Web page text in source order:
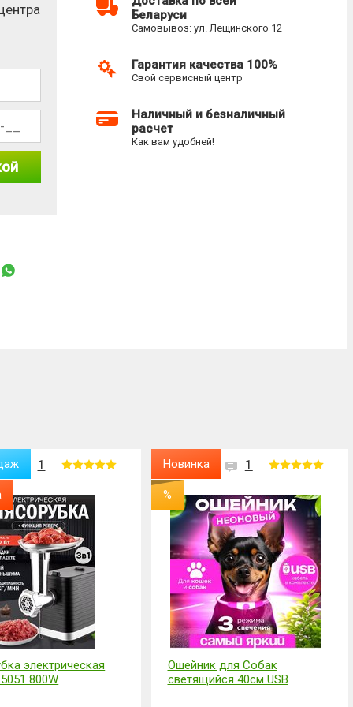
Беларуси
Самовывоз: ул. Лещинского 12
Гарантия качества 100%
Свой сервисный центр
Наличный и безналичный
расчет
Как вам удобней!
1
электрическая
800W
1
Новинка
%
Ошейник для Собак
светящийся 40см USB